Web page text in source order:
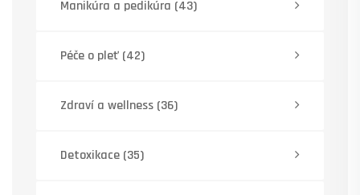
Manikúra a pedikúra (43)
Péče o pleť (42)
Zdraví a wellness (36)
Detoxikace (35)